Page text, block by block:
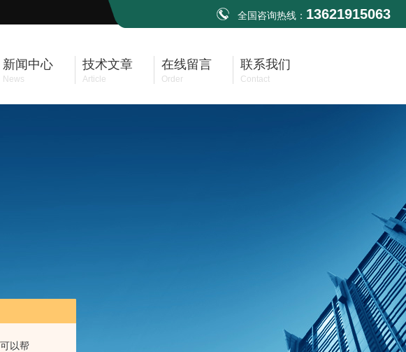
以帮
全国咨询热线： 13621915063
新闻中心
News
技术文章
Article
在线留言
Order
联系我们
Contact